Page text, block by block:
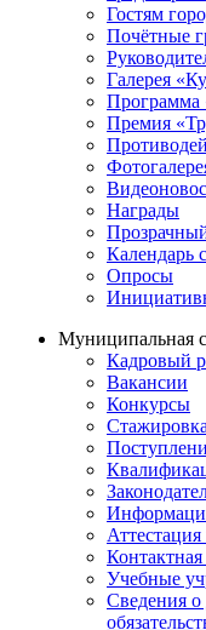
Гостям
Почётные
Галерея
Премия
Награды
Календарь
Опросы
Муниципальная
Кадровый
Вакансии
Конкурсы
Учебные
Сведения о